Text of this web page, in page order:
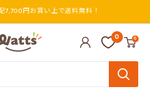
7,700円お買い上で送料無料！
0 0